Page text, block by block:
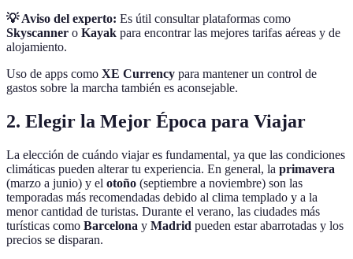
💡 Aviso del experto: Es útil consultar plataformas como
Skyscanner o Kayak para encontrar las mejores tarifas aéreas y de
alojamiento.
Uso de apps como XE Currency para mantener un control de
gastos sobre la marcha también es aconsejable.
2. Elegir la Mejor Época para Viajar
La elección de cuándo viajar es fundamental, ya que las condiciones
climáticas pueden alterar tu experiencia. En general, la primavera
(marzo a junio) y el otoño (septiembre a noviembre) son las
temporadas más recomendadas debido al clima templado y a la
menor cantidad de turistas. Durante el verano, las ciudades más
turísticas como Barcelona y Madrid pueden estar abarrotadas y los
precios se disparan.